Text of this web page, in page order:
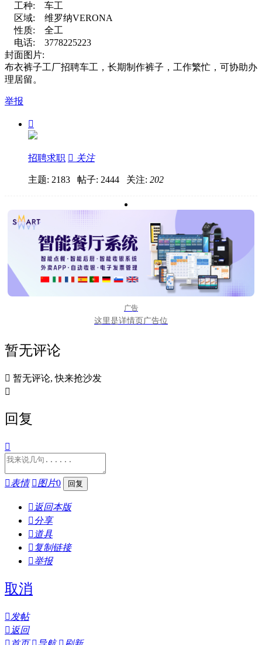
工种:
车工
区域:
维罗纳VERONA
性质:
全工
电话:
3778225223
封面图片:
布衣裤子工厂招聘车工，长期制作裤子，工作繁忙，可协助办
理居留。
举报

招聘求职  关注
主题: 2183 帖子: 2444 关注: 202
广告
这里是详情页广告位
暂无评论
 暂无评论, 快来抢沙发

回复

表情 图片0
 返回本版
分享
 道具
 复制链接
举报
取消
发帖
 返回